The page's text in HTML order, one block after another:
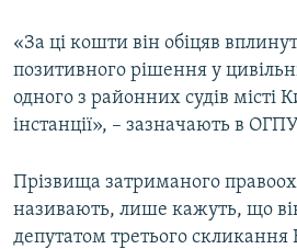
Усі сайти RFE/RL
«За ці кошти він обіцяв
позитивного рішення у
одного з районних судів місті
інстанції», – зазначають в
Прізвища затриманого
називають, лише кажуть, що
депутатом третього скликання